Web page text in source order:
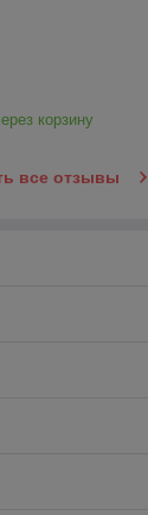
корзину
все отзывы